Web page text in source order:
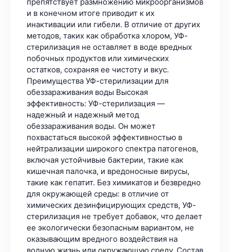
и в конечном итоге приводит к их
инактивации или гибели. В отличие от других
методов, таких как обработка хлором, УФ-
стерилизация не оставляет в воде вредных
побочных продуктов или химических
остатков, сохраняя ее чистоту и вкус.
Преимущества УФ-стерилизации для
обеззараживания воды Высокая
эффективность: УФ-стерилизация —
надежный и надежный метод
обеззараживания воды. Он может
похвастаться высокой эффективностью в
нейтрализации широкого спектра патогенов,
включая устойчивые бактерии, такие как
кишечная палочка, и вредоносные вирусы,
такие как гепатит. Без химикатов и безвредно
для окружающей среды: в отличие от
химических дезинфицирующих средств, УФ-
стерилизация не требует добавок, что делает
ее экологически безопасным вариантом, не
оказывающим вредного воздействия на